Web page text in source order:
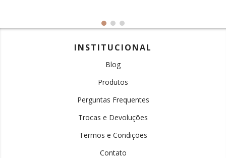
INSTITUCIONAL
Blog
Produtos
Perguntas Frequentes
Trocas e Devoluções
Termos e Condições
Contato